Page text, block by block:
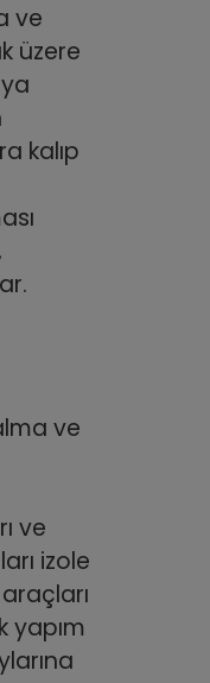
ve
üzere
kalıp
ve
ve
izole
yapım